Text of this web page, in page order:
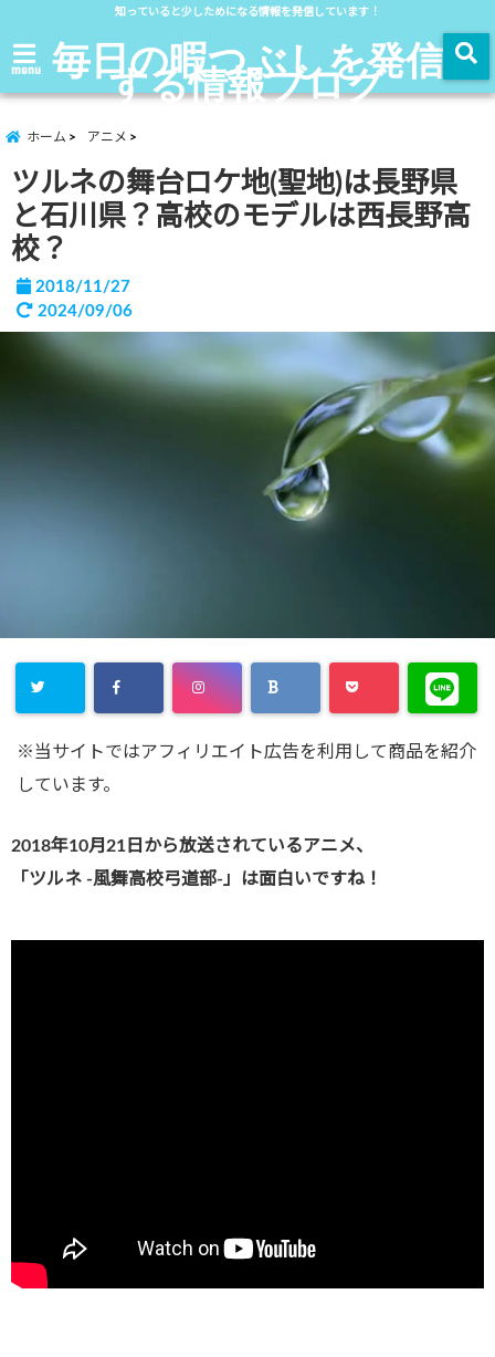
知っていると少しためになる情報を発信しています！
menu 毎日の暇つぶしを発信
する情報ブログ
ホーム アニメ
ツルネの舞台ロケ地(聖地)は長野県
と石川県？高校のモデルは西長野高
校？
2018/11/27
2024/09/06
※当サイトではアフィリエイト広告を利用して商品を紹介
しています。
2018年10月21日から放送されているアニメ、
「ツルネ -風舞高校弓道部-」は面白いですね！